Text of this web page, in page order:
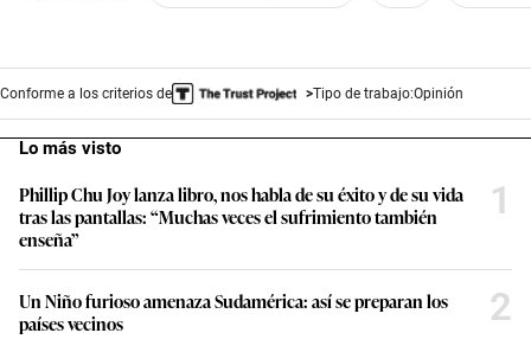
Conforme a los criterios de Tipo de trabajo:Opinión
Lo más visto
Phillip Chu Joy lanza libro, nos habla de su éxito y de su vida
tras las pantallas: “Muchas veces el sufrimiento también
enseña”
1
Un Niño furioso amenaza Sudamérica: así se preparan los
países vecinos
2